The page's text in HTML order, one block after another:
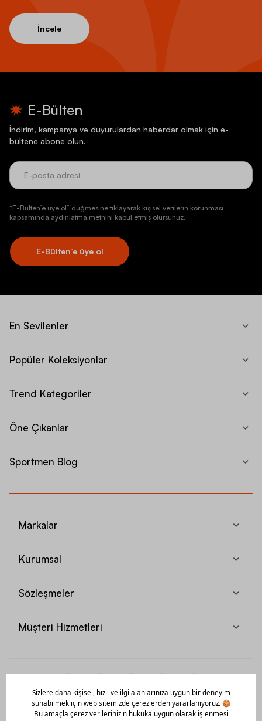
İncele
E-Bülten
İndirim, kampanya ve duyurulardan haberdar olmak için e-
bültene abone olun.
“E-Bülten’e üye ol” düğmesine tıklayarak kişisel verilerin korunması
kapsamında aydınlatma metnini kabul etmiş olursunuz.
E-Bülten’e üye ol
En Sevilenler
Popüler Koleksiyonlar
Trend Kategoriler
Öne Çıkanlar
Sportmen Blog
Markalar
Kurumsal
Sözleşmeler
Müşteri Hizmetleri